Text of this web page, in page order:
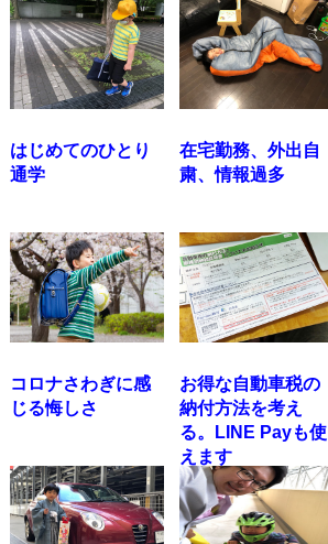
はじめてのひとり
通学
在宅勤務、外出自
粛、情報過多
コロナさわぎに感
じる悔しさ
お得な自動車税の
納付方法を考え
る。LINE Payも使
えます